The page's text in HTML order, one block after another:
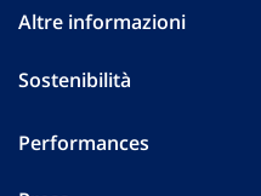
Altre informazioni
Sostenibilità
Performances